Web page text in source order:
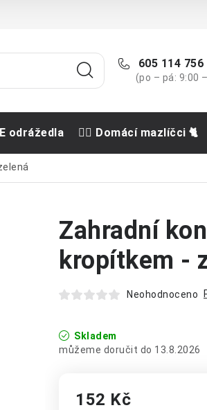
údajů
605 114 756
(po – pá: 9:00
odrážedla 🐕‍🦺 Domácí mazlíčci 🐈
Zahradní
kropítkem -
Neohodnoceno
Skladem
13.8.2026
152 Kč